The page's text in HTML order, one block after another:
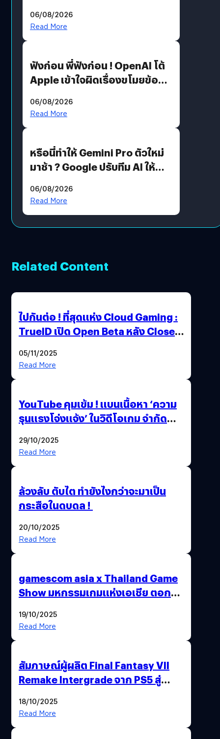
รหัสผ่านหลุด ไม่ใช่แฮกเกอร์
06/08/2026
Read More
ฟังก่อน พี่ฟังก่อน ! OpenAI โต้
Apple เข้าใจผิดเรื่องขโมยข้อมูล
06/08/2026
Read More
หรือนี่ทำให้ Gemini Pro ตัวใหม่
มาช้า ? Google ปรับทีม AI ให้
AGI
06/08/2026
Read More
Related Content
ไปกันต่อ ! ที่สุดแห่ง Cloud Gaming :
TrueID เปิด Open Beta หลัง Close
Thailand Game Show 2025 ทะลุ 15
05/11/2025
Read More
YouTube คุมเข้ม ! แบนเนื้อหา ‘ความ
รุนแรงโจ่งแจ้ง’ ในวิดีโอเกม จำกัด
29/10/2025
Read More
ล้วงลับ ตับไต ทำยังไงกว่าจะมาเป็น
กระสือในดบดล !
20/10/2025
Read More
gamescom asia x Thailand Game
Show มหกรรมเกมแห่งเอเชีย ตอกย้ำ
พาณิชย์ร่วมชูความสำเร็จ
19/10/2025
Read More
สัมภาษณ์ผู้ผลิต Final Fantasy VII
Remake Intergrade จาก PS5 สู่
18/10/2025
Read More